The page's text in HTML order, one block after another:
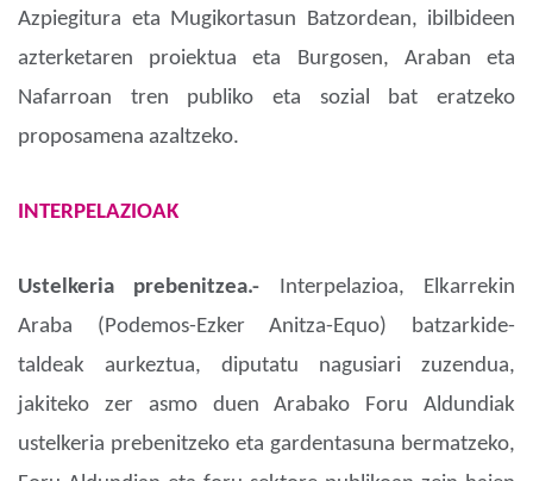
Azpiegitura eta Mugikortasun Batzordean, ibilbideen
azterketaren proiektua eta Burgosen, Araban eta
Nafarroan tren publiko eta sozial bat eratzeko
proposamena azaltzeko.
INTERPELAZIOAK
Ustelkeria prebenitzea.-
Interpelazioa, Elkarrekin
Araba (Podemos-Ezker Anitza-Equo) batzarkide-
taldeak aurkeztua, diputatu nagusiari zuzendua,
jakiteko zer asmo duen Arabako Foru Aldundiak
ustelkeria prebenitzeko eta gardentasuna bermatzeko,